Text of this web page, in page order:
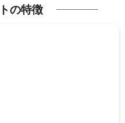
の特徴